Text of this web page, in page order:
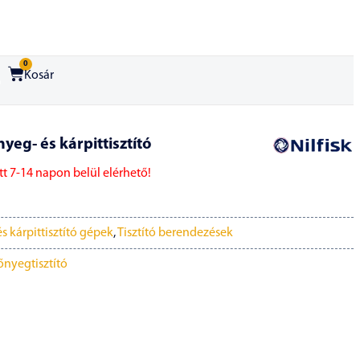
0
Kosár
és kárpittisztító
7-14 napon belül elérhető!
kárpittisztító gépek,Tisztító berendezések